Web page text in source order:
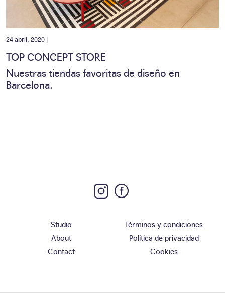
24 abril, 2020 |
TOP CONCEPT STORE
Nuestras tiendas favoritas de diseño en
Barcelona.
Studio
About
Contact
Términos y condiciones
Política de privacidad
Cookies